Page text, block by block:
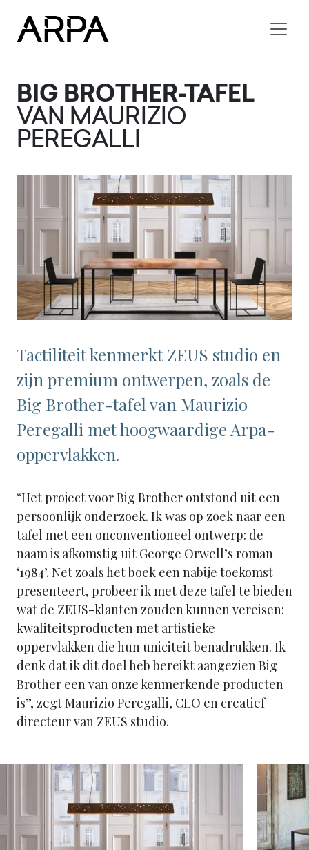
BIG BROTHER-TAFEL
VAN MAURIZIO
PEREGALLI
Tactiliteit kenmerkt ZEUS studio en
zijn premium ontwerpen, zoals de
Big Brother-tafel van Maurizio
Peregalli met hoogwaardige Arpa-
oppervlakken.
“Het project voor Big Brother ontstond uit een
persoonlijk onderzoek. Ik was op zoek naar een
tafel met een onconventioneel ontwerp: de
naam is afkomstig uit George Orwell’s roman
‘1984’. Net zoals het boek een nabije toekomst
presenteert, probeer ik met deze tafel te bieden
wat de ZEUS-klanten zouden kunnen vereisen:
kwaliteitsproducten met artistieke
oppervlakken die hun uniciteit benadrukken. Ik
denk dat ik dit doel heb bereikt aangezien Big
Brother een van onze kenmerkende producten
is”, zegt Maurizio Peregalli, CEO en creatief
directeur van ZEUS studio.